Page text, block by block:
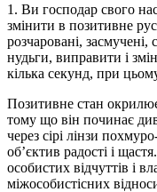
1. Ви господар свого
змінити в позитивне
розчаровані, засмучені,
нудьги, виправити і
кілька секунд, при
Позитивне стан
тому що він починає
через сірі лінзи
об’єктив радості і
особистих відчуттів і
міжособистісних